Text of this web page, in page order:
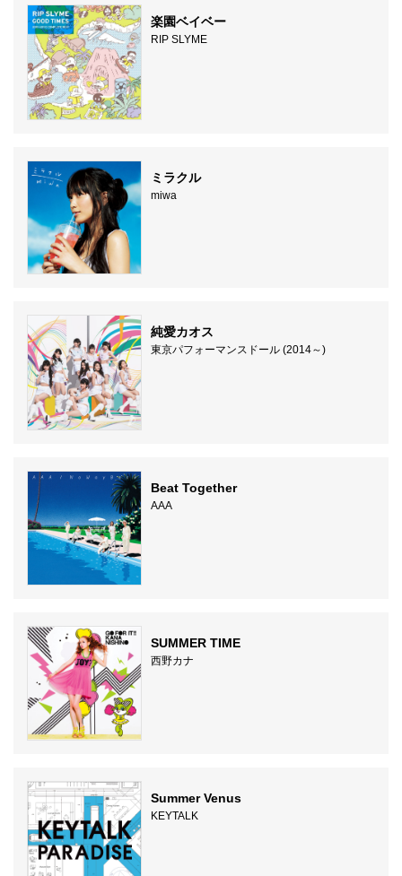
楽園ベイベー
RIP SLYME
ミラクル
miwa
純愛カオス
東京パフォーマンスドール (2014～)
Beat Together
AAA
SUMMER TIME
西野カナ
Summer Venus
KEYTALK